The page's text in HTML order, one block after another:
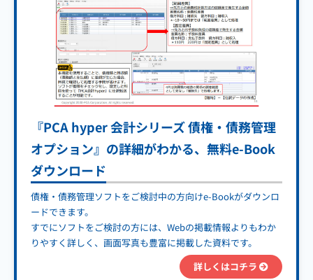
『PCA hyper 会計シリーズ 債権・債務管理
オプション』の詳細がわかる、無料e-Book
ダウンロード
債権・債務管理ソフトをご検討中の方向けe-Bookがダウンロ
ードできます。
すでにソフトをご検討の方には、Webの掲載情報よりもわか
りやすく詳しく、画面写真も豊富に掲載した資料です。
詳しくはコチラ